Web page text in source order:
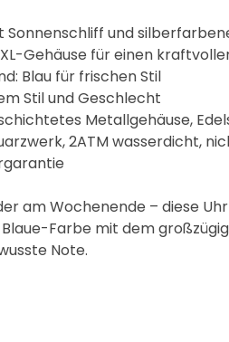
Sonnenschliff und
Gehäuse für einen
Blau für frischen Stil
Stil und Geschlecht
Metallgehäuse,
2ATM wasserdicht,
am Wochenende – diese
Farbe mit dem
Note.